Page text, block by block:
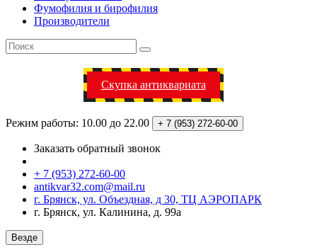
Фумофилия и бирофилия
Производители
Скупка антиквариата
Режим работы: 10.00 до 22.00 + 7 (953) 272-60-00
Заказать обратный звонок
+ 7 (953) 272-60-00
antikvar32.com@mail.ru
г. Брянск, ул. Объездная, д 30, ТЦ АЭРОПАРК
г. Брянск, ул. Калинина, д. 99а
Везде